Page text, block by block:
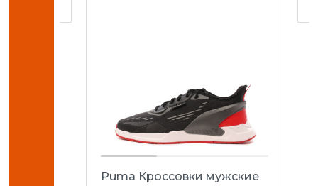
Puma Кроссовки мужские